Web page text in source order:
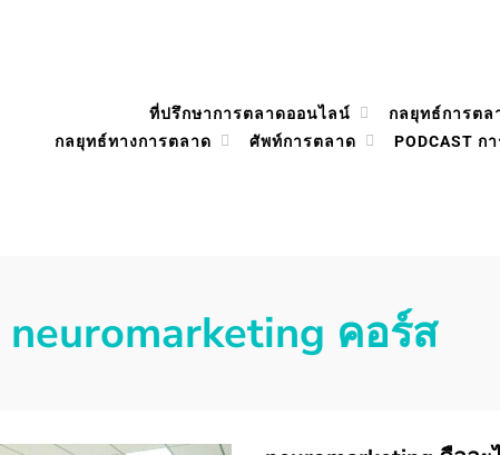
ที่ปรึกษาการตลาดออนไลน์ กลยุทธ์การตล
กลยุทธ์ทางการตลาด
ศัพท์การตลาด PODCAST
neuromarketing คอร์ส